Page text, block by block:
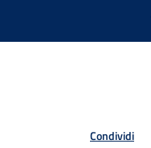
Condividi